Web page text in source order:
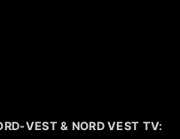
VEST & NORD VEST TV: